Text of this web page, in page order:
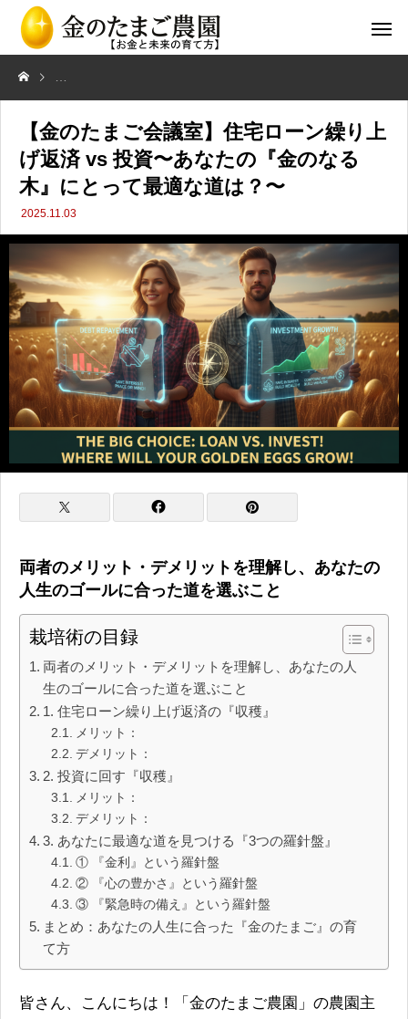
【金のたまご会議室】住宅ローン繰り上げ返済 vs 投資〜あなたの『金
【金のたまご会議室】住宅ローン繰り上
げ返済 vs 投資〜あなたの『金のなる
木』にとって最適な道は？〜
2025.11.03
両者のメリット・デメリットを理解し、あなたの
人生のゴールに合った道を選ぶこと
栽培術の目録
両者のメリット・デメリットを理解し、あなたの人
生のゴールに合った道を選ぶこと
1. 住宅ローン繰り上げ返済の『収穫』
メリット：
デメリット：
2. 投資に回す『収穫』
メリット：
デメリット：
3. あなたに最適な道を見つける『3つの羅針盤』
① 『金利』という羅針盤
② 『心の豊かさ』という羅針盤
③ 『緊急時の備え』という羅針盤
まとめ：あなたの人生に合った『金のたまご』の育
て方
皆さん、こんにちは！「金のたまご農園」の農園主